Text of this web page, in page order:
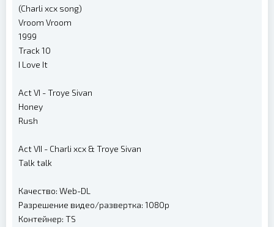
(Charli xcx song)
Vroom Vroom
1999
Track 10
I Love It
Act VI - Troye Sivan
Honey
Rush
Act VII - Charli xcx & Troye Sivan
Talk talk
Качество: Web-DL
Разрешение видео/развертка: 1080p
Контейнер: TS